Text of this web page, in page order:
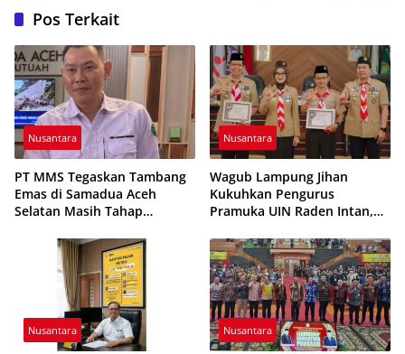
Pos Terkait
Nusantara
PT MMS Tegaskan Tambang
Emas di Samadua Aceh
Selatan Masih Tahap
Nusantara
Wagub Lampung Jihan
Kukuhkan Pengurus
Pramuka UIN Raden Intan,
Karakter Generasi Muda
Nusantara Nusantara